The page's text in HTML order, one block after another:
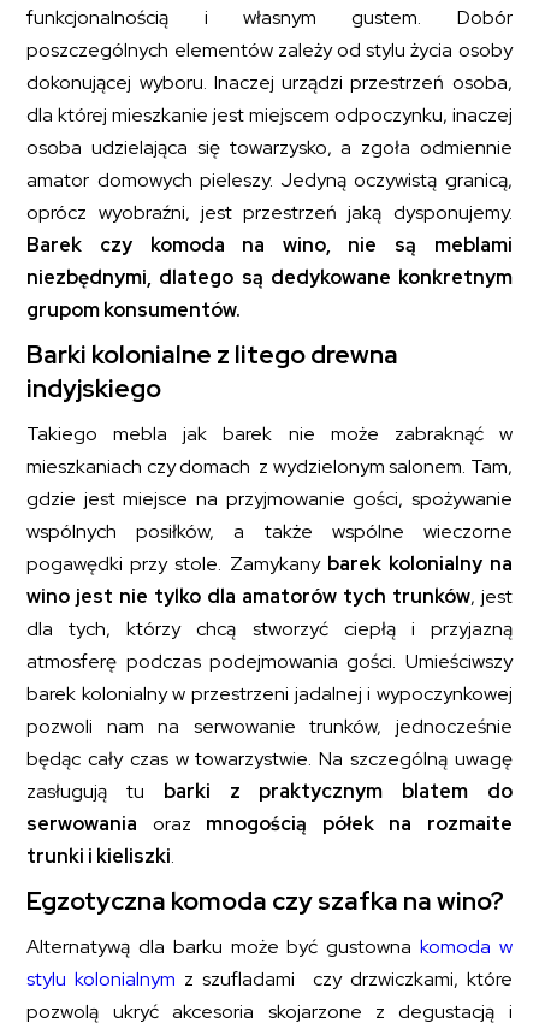
funkcjonalnością i własnym gustem. Dobór
poszczególnych elementów zależy od stylu życia osoby
dokonującej wyboru. Inaczej urządzi przestrzeń osoba,
dla której mieszkanie jest miejscem odpoczynku, inaczej
osoba udzielająca się towarzysko, a zgoła odmiennie
amator domowych pieleszy. Jedyną oczywistą granicą,
oprócz wyobraźni, jest przestrzeń jaką dysponujemy.
Barek czy komoda na wino, nie są meblami
niezbędnymi, dlatego są dedykowane konkretnym
grupom konsumentów.
Barki kolonialne z litego drewna
indyjskiego
Takiego mebla jak barek nie może zabraknąć w
mieszkaniach czy domach z wydzielonym salonem. Tam,
gdzie jest miejsce na przyjmowanie gości, spożywanie
wspólnych posiłków, a także wspólne wieczorne
pogawędki przy stole. Zamykany barek kolonialny na
wino jest nie tylko dla amatorów tych trunków, jest
dla tych, którzy chcą stworzyć ciepłą i przyjazną
atmosferę podczas podejmowania gości. Umieściwszy
barek kolonialny w przestrzeni jadalnej i wypoczynkowej
pozwoli nam na serwowanie trunków, jednocześnie
będąc cały czas w towarzystwie. Na szczególną uwagę
zasługują tu barki z praktycznym blatem do
serwowania oraz mnogością półek na rozmaite
trunki i kieliszki.
Egzotyczna komoda czy szafka na wino?
Alternatywą dla barku może być gustowna komoda w
stylu kolonialnym z szufladami czy drzwiczkami, które
pozwolą ukryć akcesoria skojarzone z degustacją i